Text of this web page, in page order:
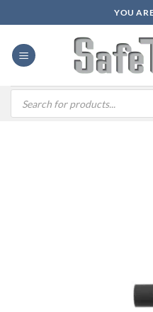
Inhalt
springen
YOU
Products
search